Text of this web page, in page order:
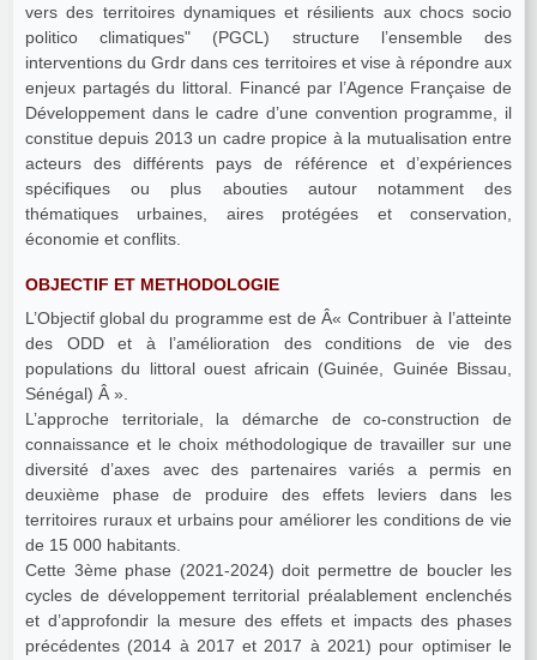
vers des territoires dynamiques et résilients aux chocs socio
politico climatiques" (PGCL) structure l’ensemble des
interventions du Grdr dans ces territoires et vise à répondre aux
enjeux partagés du littoral. Financé par l’Agence Française de
Développement dans le cadre d’une convention programme, il
constitue depuis 2013 un cadre propice à la mutualisation entre
acteurs des différents pays de référence et d’expériences
spécifiques ou plus abouties autour notamment des
thématiques urbaines, aires protégées et conservation,
économie et conflits.
OBJECTIF ET METHODOLOGIE
L’Objectif global du programme est de Â« Contribuer à l’atteinte
des ODD et à l’amélioration des conditions de vie des
populations du littoral ouest africain (Guinée, Guinée Bissau,
Sénégal) Â ».
L’approche territoriale, la démarche de co-construction de
connaissance et le choix méthodologique de travailler sur une
diversité d’axes avec des partenaires variés a permis en
deuxième phase de produire des effets leviers dans les
territoires ruraux et urbains pour améliorer les conditions de vie
de 15 000 habitants.
Cette 3ème phase (2021-2024) doit permettre de boucler les
cycles de développement territorial préalablement enclenchés
et d’approfondir la mesure des effets et impacts des phases
précédentes (2014 à 2017 et 2017 à 2021) pour optimiser le